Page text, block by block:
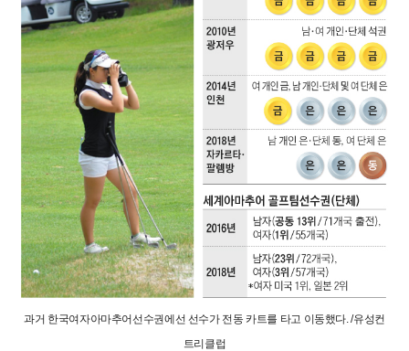
과거 한국여자아마추어선수권에선 선수가 전동 카트를 타고 이동했다. /유성컨
트리클럽